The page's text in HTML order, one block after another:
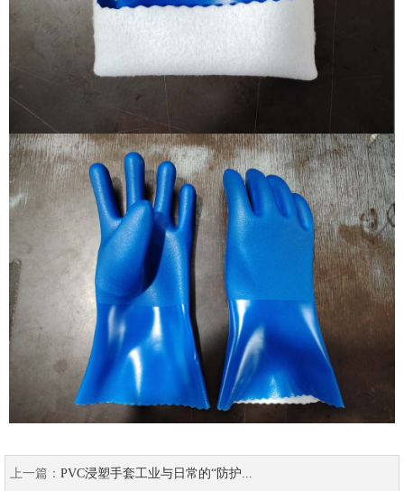
上一篇： PVC浸塑手套工业与日常的“防护...